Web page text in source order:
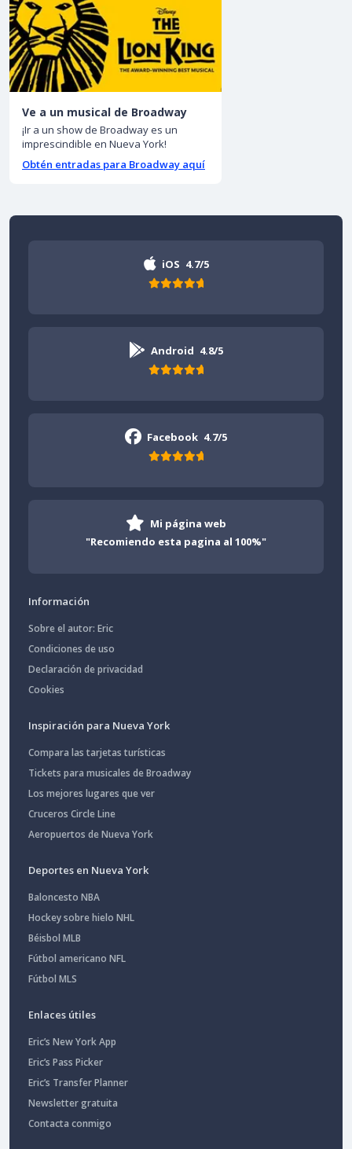
Ve a un musical de Broadway
¡Ir a un show de Broadway es un
imprescindible en Nueva York!
Obtén entradas para Broadway aquí
iOS 4.7/5
Android 4.8/5
Facebook 4.7/5
Mi página web
"Recomiendo esta pagina al 100%"
Información
Sobre el autor: Eric
Condiciones de uso
Declaración de privacidad
Cookies
Inspiración para Nueva York
Compara las tarjetas turísticas
Tickets para musicales de Broadway
Los mejores lugares que ver
Cruceros Circle Line
Aeropuertos de Nueva York
Deportes en Nueva York
Baloncesto NBA
Hockey sobre hielo NHL
Béisbol MLB
Fútbol americano NFL
Fútbol MLS
Enlaces útiles
Eric’s New York App
Eric’s Pass Picker
Eric’s Transfer Planner
Newsletter gratuita
Contacta conmigo